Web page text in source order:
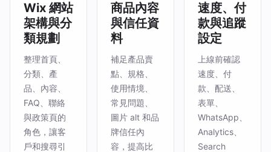
Wix 網站
架構與分
類規劃
整理首頁、
分類、產
品、內容、
FAQ、聯絡
與政策頁的
角色，讓客
戶和搜尋引
商品內容
與信任資
料
補足產品賣
點、規格、
使用情境、
常見問題、
圖片 alt 和品
牌信任內
容，提高比
速度、付
款與追蹤
設定
上線前確認
速度、付
款、配送、
表單、
WhatsApp、
Analytics、
Search